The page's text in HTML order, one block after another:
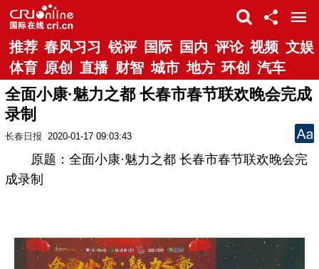
推荐 春风习习 锐评 国际 国内 评论 视频 文娱
体育 原创 直播 财智 城市 地方 环创 汽车
全面小康·魅力之都 长春市春节联欢晚会完成
录制
长春日报 2020-01-17 09:03:43
原题：全面小康·魅力之都 长春市春节联欢晚会完
成录制